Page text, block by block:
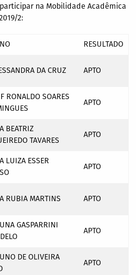
na Mobilidade Acadêmica
2:
RESULTADO
DA CRUZ APTO
RONALDO SOARES
APTO
BEATRIZ
TAVARES
APTO
LUIZA ESSER
APTO
RUBIA MARTINS APTO
GASPARRINI
APTO
DE OLIVEIRA
APTO